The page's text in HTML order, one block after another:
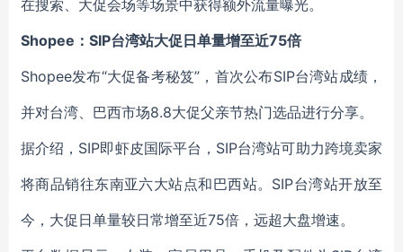
在搜索、大促会场等场景中获得额外流量曝光。
Shopee：SIP台湾站大促日单量增至近75倍
Shopee发布“大促备考秘笈”，首次公布SIP台湾站成绩，
并对台湾、巴西市场8.8大促父亲节热门选品进行分享。
据介绍，SIP即虾皮国际平台，SIP台湾站可助力跨境卖家
将商品销往东南亚六大站点和巴西站。SIP台湾站开放至
今，大促日单量较日常增至近75倍，远超大盘增速。